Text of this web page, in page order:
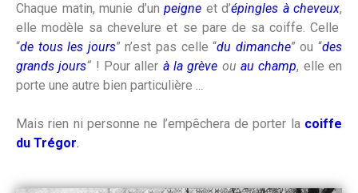
Chaque matin, munie d’un peigne et d’épingles à cheveux,
elle modèle sa chevelure et se pare de sa coiffe. Celle
“de tous les jours” n’est pas celle “du dimanche” ou “des
grands jours“! Pour aller à la grève ouau champ, elle en
porte une autre bien particulière …
Mais rien ni personne ne l’empêchera de porter la coiffe
du Trégor.